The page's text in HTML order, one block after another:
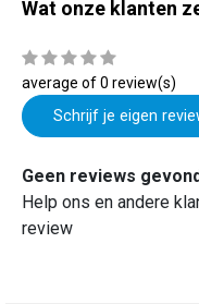
Wat onze klanten
average of 0 review(s)
Schrijf je eigen
Geen reviews
Help ons en andere
review